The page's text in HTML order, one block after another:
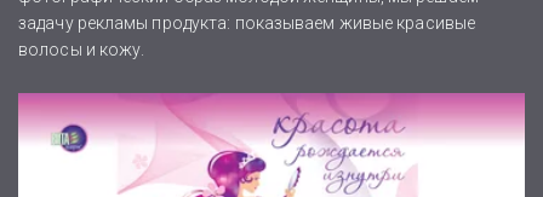
задачу рекламы продукта: показываем живые красивые
волосы и кожу.